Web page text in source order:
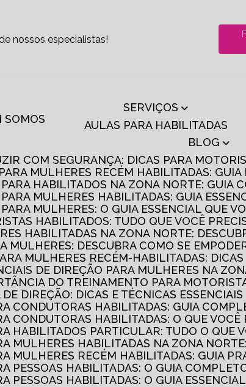
nossos especialistas!
SOMOS
SERVIÇOS
AULAS PARA HABILITADAS
BLOG
COM SEGURANÇA: DICAS PARA
MULHERES RECÉM HABILITADAS: GUIA
PARA HABILITADOS NA ZONA NORTE: GUIA
PARA MULHERES HABILITADAS: GUIA
MULHERES: O GUIA ESSENCIAL QUE
HABILITADOS: TUDO QUE VOCÊ
HABILITADAS NA ZONA NORTE:
MULHERES: DESCUBRA COMO SE
MULHERES RECÉM-HABILITADAS:
DE DIREÇÃO PARA MULHERES NA
DO TREINAMENTO PARA
DE DIREÇÃO: DICAS E TÉCNICAS ESSENCIAIS
CONDUTORAS HABILITADAS: GUIA
CONDUTORAS HABILITADAS: O QUE VOCÊ
HABILITADOS PARTICULAR: TUDO O QUE
MULHERES HABILITADAS NA ZONA
MULHERES RECÉM HABILITADAS: GUIA
PESSOAS HABILITADAS: O GUIA
PESSOAS HABILITADAS: O GUIA